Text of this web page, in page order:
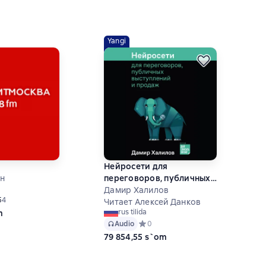
рейтинг 5 на основе 4 оценок
4
Yangi
Нейросети для
переговоров, публичных
выступлений и продаж
Дамир Халилов
Читает Алексей Данков
rus tilida
Audio Средний рейтинг 0 на основе 0
0
79 854,55 s`om